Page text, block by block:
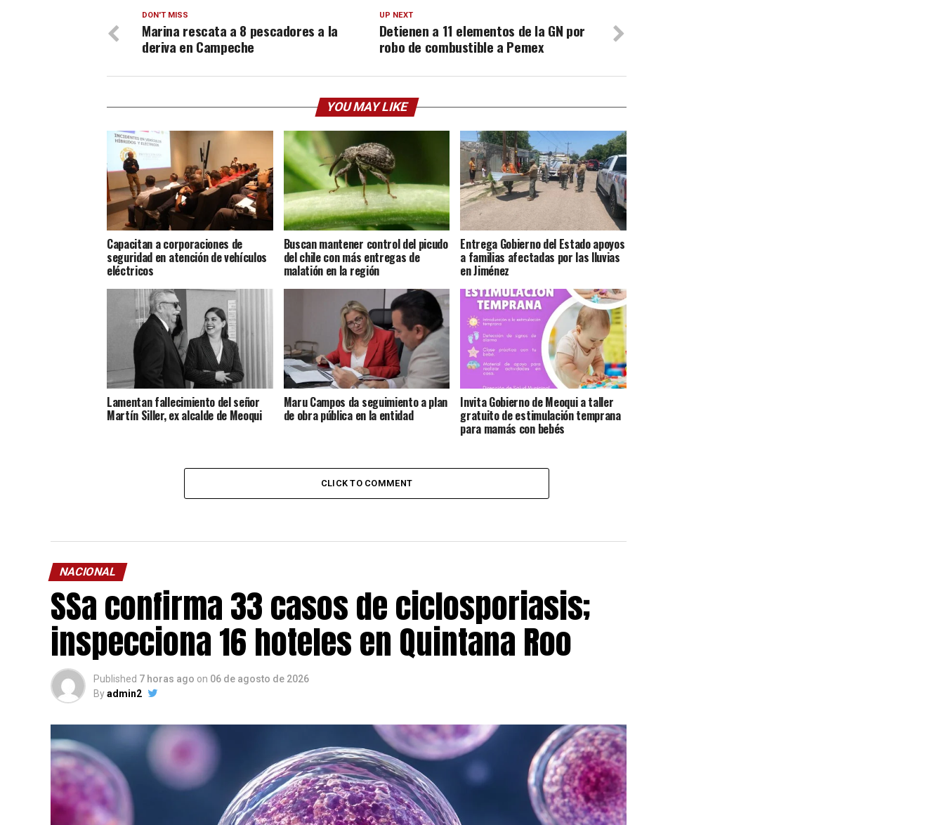
UP NEXT
Detienen a 11 elementos de la GN por
robo de combustible a Pemex
DON'T MISS
Marina rescata a 8 pescadores a la
deriva en Campeche
YOU MAY LIKE
Capacitan a corporaciones de
seguridad en atención de vehículos
eléctricos
Buscan mantener control del picudo
del chile con más entregas de
malatión en la región
Entrega Gobierno del Estado apoyos
a familias afectadas por las lluvias
en Jiménez
Lamentan fallecimiento del señor
Martín Siller, ex alcalde de Meoqui
Maru Campos da seguimiento a plan
de obra pública en la entidad
Invita Gobierno de Meoqui a taller
gratuito de estimulación temprana
para mamás con bebés
CLICK TO COMMENT
NACIONAL
SSa confirma 33 casos de ciclosporiasis;
inspecciona 16 hoteles en Quintana Roo
Published 7 horas ago on 06 de agosto de 2026
Byadmin2